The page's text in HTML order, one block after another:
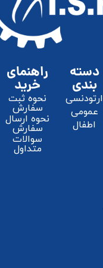
دسته
بندی
ارتودنسی
عمومی
اطفال
راهنمای
خرید
نحوه ثبت
سفارش
نحوه ارسال
سفارش
سوالات
متداول